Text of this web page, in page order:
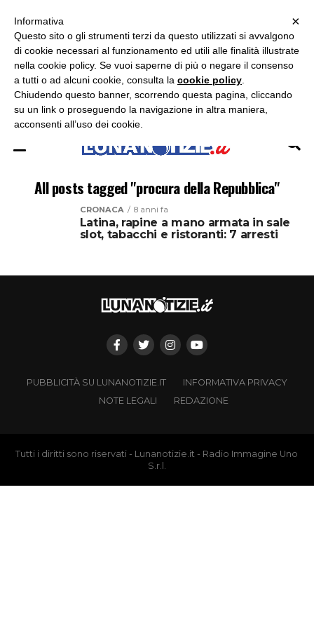
ASCOLTA RADIO LUNA
All posts tagged "procura della Repubblica"
CRONACA 8 anni fa
Latina, rapine a mano armata in sale
slot, tabacchi e ristoranti: 7 arresti
PUBBLICITÀ SU LUNANOTIZIE.IT
INFORMATIVA PRIVACY
NOTE LEGALI
REDAZIONE
Tutti i diritti sono riservati - Lunanotizie.it - Radio Immagine Uno
S.r.l.
×
×
Informativa
Questo sito o gli strumenti terzi da questo utilizzati si avvalgono
di cookie necessari al funzionamento ed utili alle finalità illustrate
nella cookie policy. Se vuoi saperne di più o negare il consenso
a tutti o ad alcuni cookie, consulta la cookie policy
Chiudendo questo banner, scorrendo questa pagina, cliccando
su un link o proseguendo la navigazione in altra maniera,
acconsenti all’uso dei cookie.